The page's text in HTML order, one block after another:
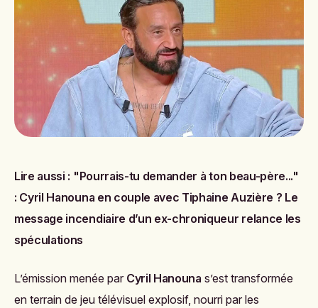
Lire aussi : "Pourrais-tu demander à ton beau-père..."
: Cyril Hanouna en couple avec Tiphaine Auzière ? Le
message incendiaire d’un ex-chroniqueur relance les
spéculations
L’émission menée par Cyril Hanouna s’est transformée
en terrain de jeu télévisuel explosif, nourri par les